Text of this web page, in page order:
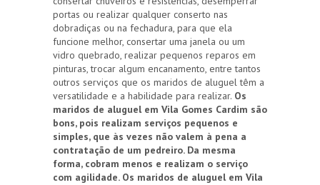
portas ou realizar qualquer conserto nas
dobradiças ou na fechadura, para que ela
funcione melhor, consertar uma janela ou um
vidro quebrado, realizar pequenos reparos em
pinturas, trocar algum encanamento, entre tantos
outros serviços que os maridos de aluguel têm a
versatilidade e a habilidade para realizar. Os
maridos de aluguel em Vila Gomes Cardim são
bons, pois realizam serviços pequenos e
simples, que às vezes não valem à pena a
contratação de um pedreiro. Da mesma
forma, cobram menos e realizam o serviço
com agilidade. Os maridos de aluguel em Vila